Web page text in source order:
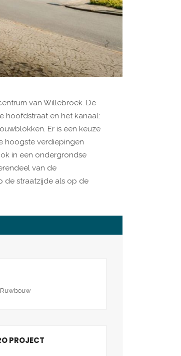
van Willebroek. De
hoofdstraat en het kanaal:
Er is een keuze
hoogste verdiepingen
in een ondergrondse
van de
de straatzijde als op de
PROJECT